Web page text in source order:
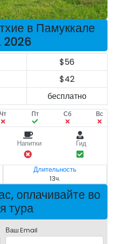
в Памуккале
2026
$56
$42
бесплатно
Чт Пт Сб Вс
Напитки Гид
Длительность
13ч.
оплачивайте во
тура
Ваш Email